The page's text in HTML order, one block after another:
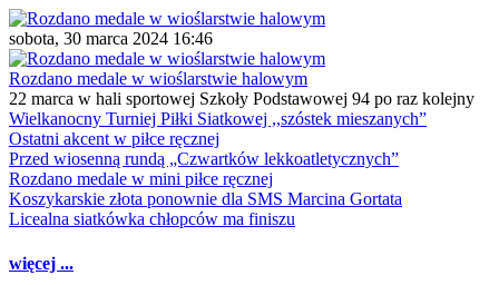
sobota, 30 marca 2024 16:46
Rozdano medale w wioślarstwie halowym
22 marca w hali sportowej Szkoły Podstawowej 94 po raz kolejny
Wielkanocny Turniej Piłki Siatkowej ,,szóstek mieszanych”
Ostatni akcent w piłce ręcznej
Przed wiosenną rundą „Czwartków lekkoatletycznych”
Rozdano medale w mini piłce ręcznej
Koszykarskie złota ponownie dla SMS Marcina Gortata
Licealna siatkówka chłopców ma finiszu
więcej ...